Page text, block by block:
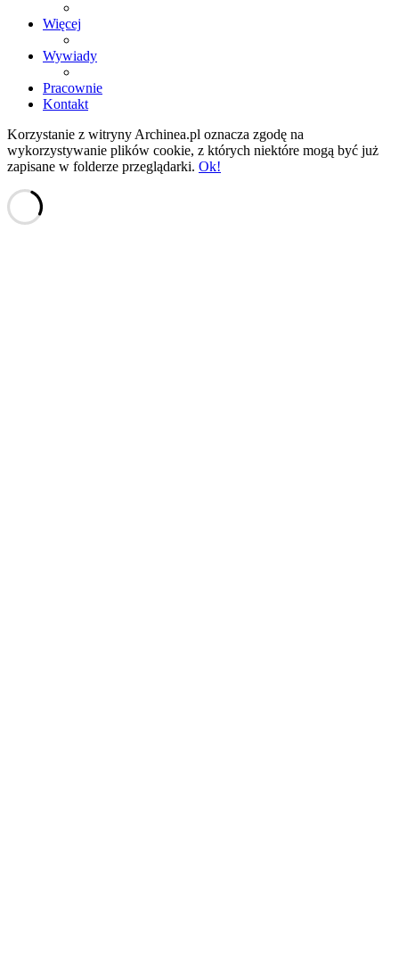
Więcej
Wywiady
Pracownie
Kontakt
Korzystanie z witryny Archinea.pl oznacza zgodę na
wykorzystywanie plików cookie, z których niektóre mogą być już
zapisane w folderze przeglądarki. Ok!